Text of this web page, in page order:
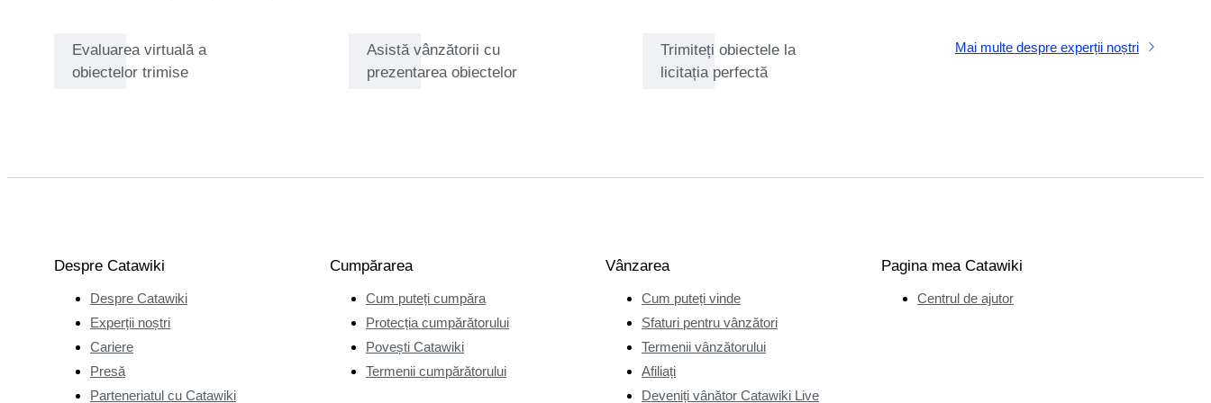
o vârstă
foarte
Andrea și-a
abilitățile
urmând
cursurile
AIS
Sommelier
Evaluarea virtuală a
obiectelor trimise
Asistă vânzătorii cu
prezentarea obiectelor
Trimiteți obiectele la
licitația perfectă
Mai multe despre experții noștri
Despre Catawiki
Despre Catawiki
Experții noștri
Cariere
Presă
Parteneriatul cu Catawiki
Cumpărarea
Cum puteți cumpăra
Protecția cumpărătorului
Povești Catawiki
Termenii cumpărătorului
Vânzarea
Cum puteți vinde
Sfaturi pentru vânzători
Termenii vânzătorului
Afiliați
Deveniți vânător Catawiki Live
Pagina mea Catawiki
Centrul de ajutor